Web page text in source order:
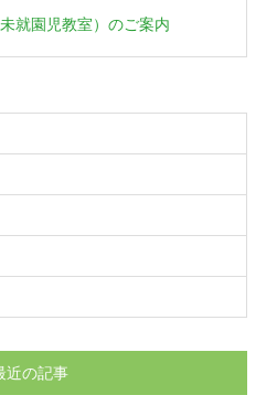
就園児教室）のご案内
近の記事